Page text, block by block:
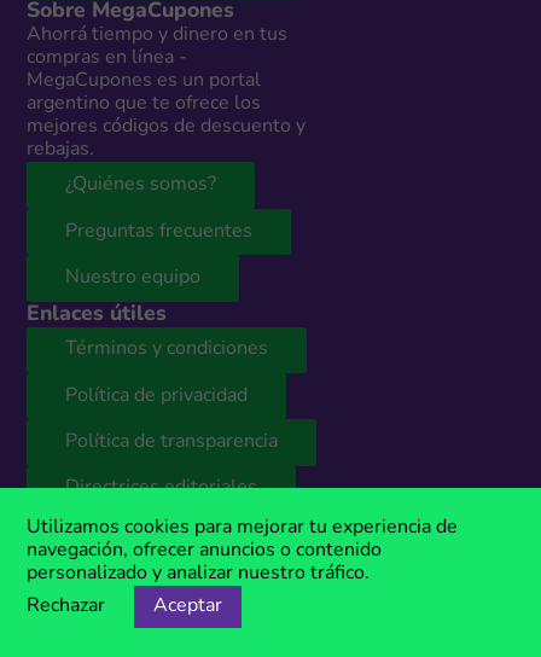
Sobre MegaCupones
Ahorrá tiempo y dinero en tus
compras en línea -
MegaCupones es un portal
argentino que te ofrece los
mejores códigos de descuento y
rebajas.
¿Quiénes somos?
Preguntas frecuentes
Nuestro equipo
Enlaces útiles
Términos y condiciones
Política de privacidad
Política de transparencia
Directrices editoriales
Colaboración y marketing
¿Estás interesado en colaborar
con nosotros o querés publicar
tus códigos de descuento en
nuestro sitio web? Contactanos y
Utilizamos cookies para mejorar tu experiencia de
navegación, ofrecer anuncios o contenido
personalizado y analizar nuestro tráfico.
Rechazar
Aceptar